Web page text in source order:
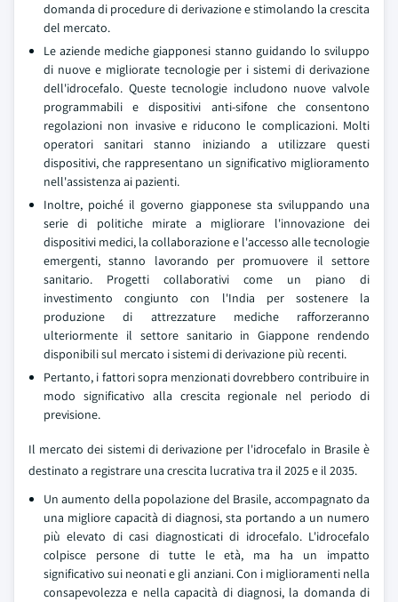
domanda di procedure di derivazione e stimolando la crescita
del mercato.
Le aziende mediche giapponesi stanno guidando lo sviluppo
di nuove e migliorate tecnologie per i sistemi di derivazione
dell'idrocefalo. Queste tecnologie includono nuove valvole
programmabili e dispositivi anti-sifone che consentono
regolazioni non invasive e riducono le complicazioni. Molti
operatori sanitari stanno iniziando a utilizzare questi
dispositivi, che rappresentano un significativo miglioramento
nell'assistenza ai pazienti.
Inoltre, poiché il governo giapponese sta sviluppando una
serie di politiche mirate a migliorare l'innovazione dei
dispositivi medici, la collaborazione e l'accesso alle tecnologie
emergenti, stanno lavorando per promuovere il settore
sanitario. Progetti collaborativi come un piano di
investimento congiunto con l'India per sostenere la
produzione di attrezzature mediche rafforzeranno
ulteriormente il settore sanitario in Giappone rendendo
disponibili sul mercato i sistemi di derivazione più recenti.
Pertanto, i fattori sopra menzionati dovrebbero contribuire in
modo significativo alla crescita regionale nel periodo di
previsione.
Il mercato dei sistemi di derivazione per l'idrocefalo in Brasile è
destinato a registrare una crescita lucrativa tra il 2025 e il 2035.
Un aumento della popolazione del Brasile, accompagnato da
una migliore capacità di diagnosi, sta portando a un numero
più elevato di casi diagnosticati di idrocefalo. L'idrocefalo
colpisce persone di tutte le età, ma ha un impatto
significativo sui neonati e gli anziani. Con i miglioramenti nella
consapevolezza e nella capacità di diagnosi, la domanda di